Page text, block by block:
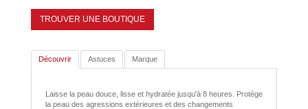
TROUVER UNE BOUTIQUE
Découvrir Astuces Marque
Laisse la peau douce, lisse et hydratée jusqu'à 8 heures. Protège
la peau des agressions extérieures et des changements